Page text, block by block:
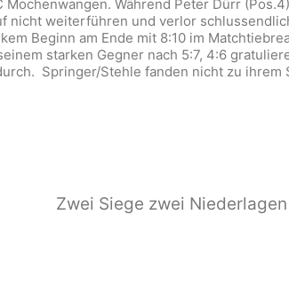
Während Peter Dürr
weiterführen und verlor
Beginn am Ende mit 8:10 im
starken Gegner nach 5:7, 4:6
Springer/Stehle fanden nicht zu ihrem
Zwei Siege zwei